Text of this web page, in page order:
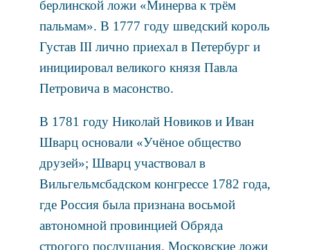
берлинской ложи «Минерва к трём
пальмам». В 1777 году шведский король
Густав III лично приехал в Петербург и
инициировал великого князя Павла
Петровича в масонство.
В 1781 году Николай Новиков и Иван
Шварц основали «Учёное общество
друзей»; Шварц участвовал в
Вильгельмсбадском конгрессе 1782 года,
где Россия была признана восьмой
автономной провинцией Обряда
строгого послушания. Московские ложи